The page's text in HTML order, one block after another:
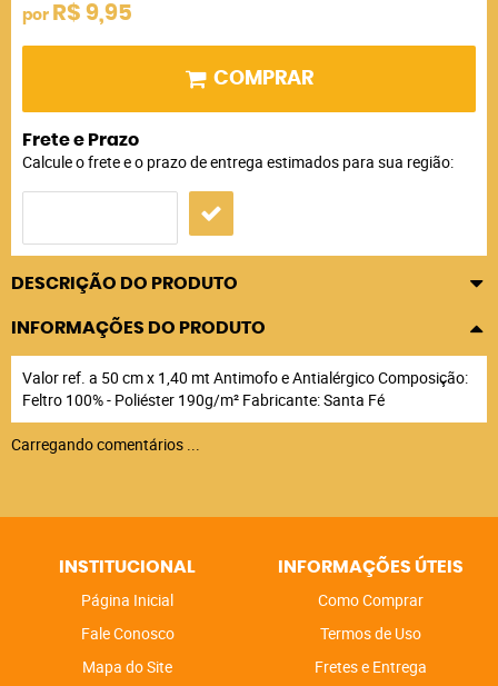
por R$ 9,95
COMPRAR
Frete e Prazo
Calcule o frete e o prazo de entrega estimados para sua região:
DESCRIÇÃO DO PRODUTO
INFORMAÇÕES DO PRODUTO
Valor ref. a 50 cm x 1,40 mt Antimofo e Antialérgico Composição:
Feltro 100% - Poliéster 190g/m² Fabricante: Santa Fé
Carregando comentários ...
INSTITUCIONAL
Página Inicial
Fale Conosco
Mapa do Site
INFORMAÇÕES ÚTEIS
Como Comprar
Termos de Uso
Fretes e Entrega